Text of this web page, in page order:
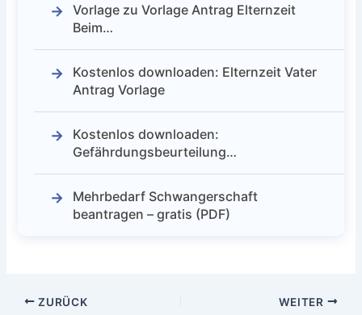
Vorlage zu Vorlage Antrag Elternzeit
Beim…
Kostenlos downloaden: Elternzeit Vater
Antrag Vorlage
Kostenlos downloaden:
Gefährdungsbeurteilung…
Mehrbedarf Schwangerschaft
beantragen – gratis (PDF)
ZURÜCK WEITER